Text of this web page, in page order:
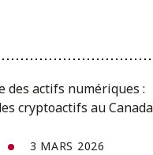
3 MARS 2026